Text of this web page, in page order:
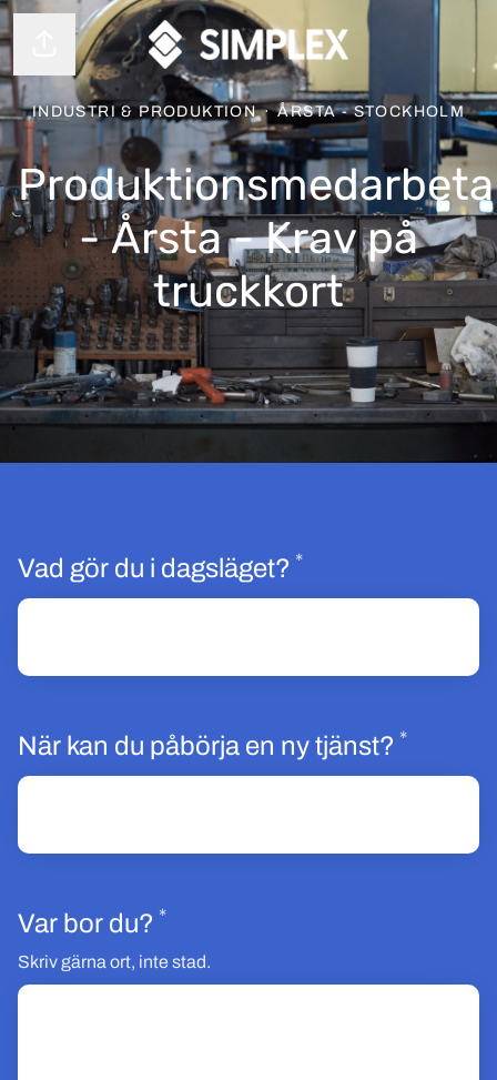
Dela sidan
INDUSTRI & PRODUKTION · ÅRSTA - STOCKHOLM
- Årsta - Krav på
truckkort
Vad gör du i dagsläget? *Obligatoriskt
När kan du påbörja en ny tjänst? *
Var bor du? *Obligatoriskt
Skriv gärna ort, inte stad.